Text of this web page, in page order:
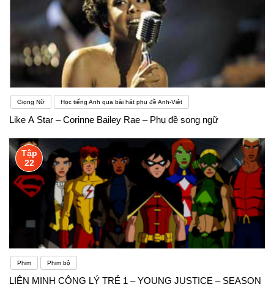
Giọng Nữ Học tiếng Anh qua bài hát phụ đề Anh-Việt
Like A Star – Corinne Bailey Rae – Phụ đề song ngữ
Tập
22
Phim Phim bộ
LIÊN MINH CÔNG LÝ TRẺ 1 – YOUNG JUSTICE – SEASON